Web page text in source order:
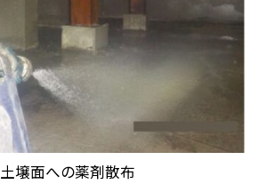
土壌面への薬剤散布